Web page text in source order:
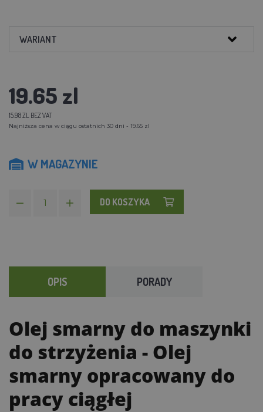
WARIANT
19.65 zl
15.98 ZL BEZ VAT
Najniższa cena w ciągu ostatnich 30 dni - 19.65 zl
W MAGAZYNIE
DO KOSZYKA
OPIS PORADY
Olej smarny do maszynki
do strzyżenia - Olej
smarny opracowany do
pracy ciągłej